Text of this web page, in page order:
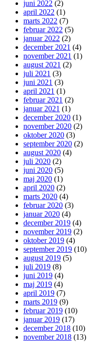
juni 2022 (2)
april 2022 (1)
marts 2022 (7)
februar 2022 (5)
januar 2022 (2)
december 2021 (4)
november 2021 (1)
august 2021 (2)
juli 2021 (3)
juni 2021 (3)
april 2021 (1)
februar 2021 (2)
januar 2021 (1)
december 2020 (1)
november 2020 (2)
oktober 2020 (3)
september 2020 (2)
august 2020 (4)
juli 2020 (2)
juni 2020 (5)
maj 2020 (1)
april 2020 (2)
marts 2020 (4)
februar 2020 (3)
januar 2020 (4)
december 2019 (4)
november 2019 (2)
oktober 2019 (4)
september 2019 (10)
august 2019 (5)
juli 2019 (8)
juni 2019 (4)
maj 2019 (4)
april 2019 (7)
marts 2019 (9)
februar 2019 (10)
januar 2019 (17)
december 2018 (10)
november 2018 (13)